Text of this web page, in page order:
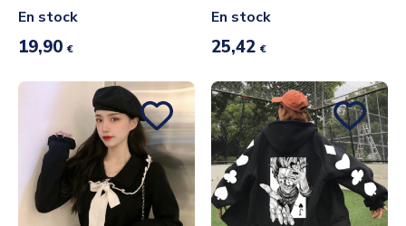
En stock
19,90 €
En stock
25,42 €